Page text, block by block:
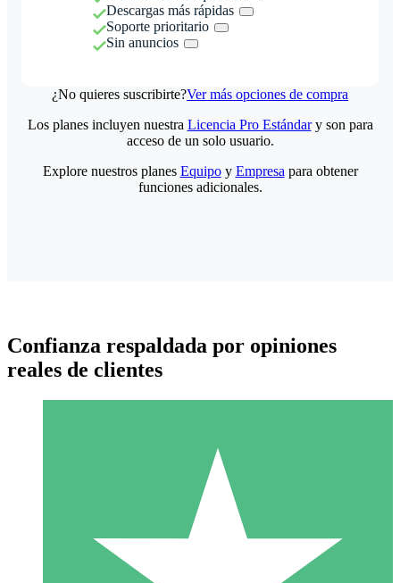
Descargas más rápidas
Soporte prioritario
Sin anuncios
¿No quieres suscribirte?Ver más opciones de compra
Paquetes de Créditos Individuales
Paga según el uso con créditos de descarga. Sin compromiso
Los planes incluyen nuestra Licencia Pro Estándary son para
acceso de un solo usuario.
Explore nuestros planes Equipoy Empresa para obtener
funciones adicionales.
Confianza respaldada por opiniones
reales de clientes